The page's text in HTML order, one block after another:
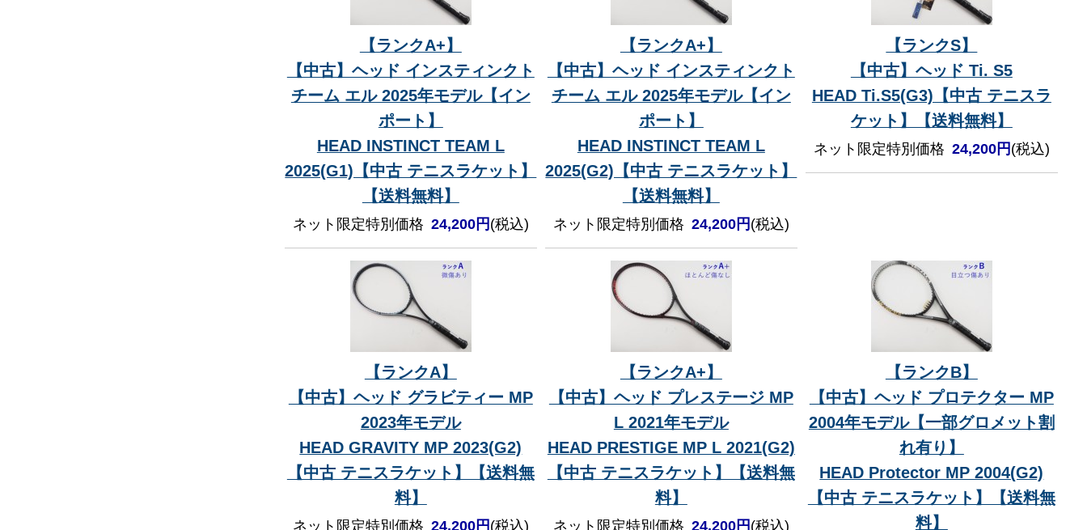
【ランクA+】
【中古】ヘッド インスティンクト
チーム エル 2025年モデル【イン
ポート】
HEAD INSTINCT TEAM L
2025(G1)【中古 テニスラケット】
【送料無料】
ネット限定特別価格 24,200円 (税込)
【ランクA+】
【中古】ヘッド インスティンクト
チーム エル 2025年モデル【イン
ポート】
HEAD INSTINCT TEAM L
2025(G2)【中古 テニスラケット】
【送料無料】
ネット限定特別価格 24,200円 (税込)
【ランクS】
【中古】ヘッド Ti. S5
HEAD Ti.S5(G3)【中古 テニスラ
ケット】【送料無料】
ネット限定特別価格 24,200円 (税込)
【ランクA】
【中古】ヘッド グラビティー MP
2023年モデル
HEAD GRAVITY MP 2023(G2)
【中古 テニスラケット】【送料無
料】
ネット限定特別価格 24,200円 (税込)
【ランクA+】
【中古】ヘッド プレステージ MP
L 2021年モデル
HEAD PRESTIGE MP L 2021(G2)
【中古 テニスラケット】【送料無
料】
ネット限定特別価格 24,200円 (税込)
【ランクB】
【中古】ヘッド プロテクター MP
2004年モデル【一部グロメット割
れ有り】
HEAD Protector MP 2004(G2)
【中古 テニスラケット】【送料無
料】